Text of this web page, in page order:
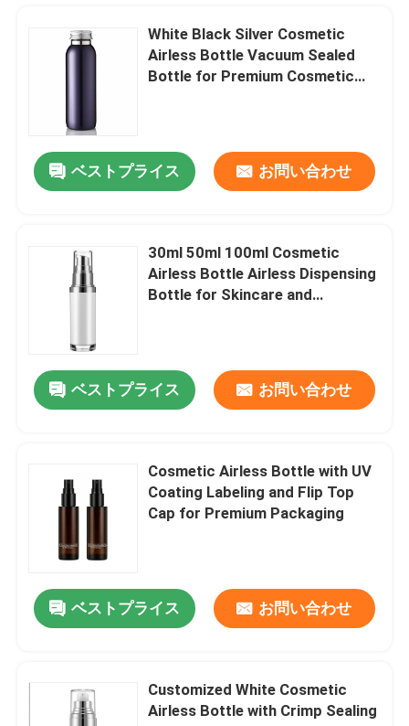
見積依頼
化粧品の空気のないびん
化粧品のローションのびん
空の防臭剤棒
パウダー コンパクトの箱
化粧品のペンの包装
White Black Silver Cosmetic
Airless Bottle Vacuum Sealed
Bottle for Premium Cosmetic
ベストプライス お問い合わせ
30ml 50ml 100ml Cosmetic
Airless Bottle Airless Dispensing
Bottle for Skincare and
ベストプライス お問い合わせ
Cosmetic Airless Bottle with UV
Coating Labeling and Flip Top
Cap for Premium Packaging
ベストプライス お問い合わせ
Customized White Cosmetic
Airless Bottle with Crimp Sealing